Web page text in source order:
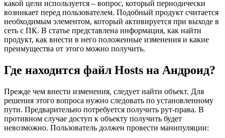
какой цели используется – вопрос, который периодически
возникает перед пользователем. Подобный продукт считается
необходимым элементом, который активируется при выходе в
сеть с ПК. В статье представлена информация, как найти
продукт, как внести в него положенные изменения и какие
преимущества от этого можно получить.
Где находится файл Hosts на Андроид?
Прежде чем внести изменения, следует найти объект. Для
решения этого вопроса нужно следовать по установленному
пути. Предварительно потребуется получить рут-права. В
противном случае доступ к объекту получить будет
невозможно. Пользователь должен провести манипуляции: